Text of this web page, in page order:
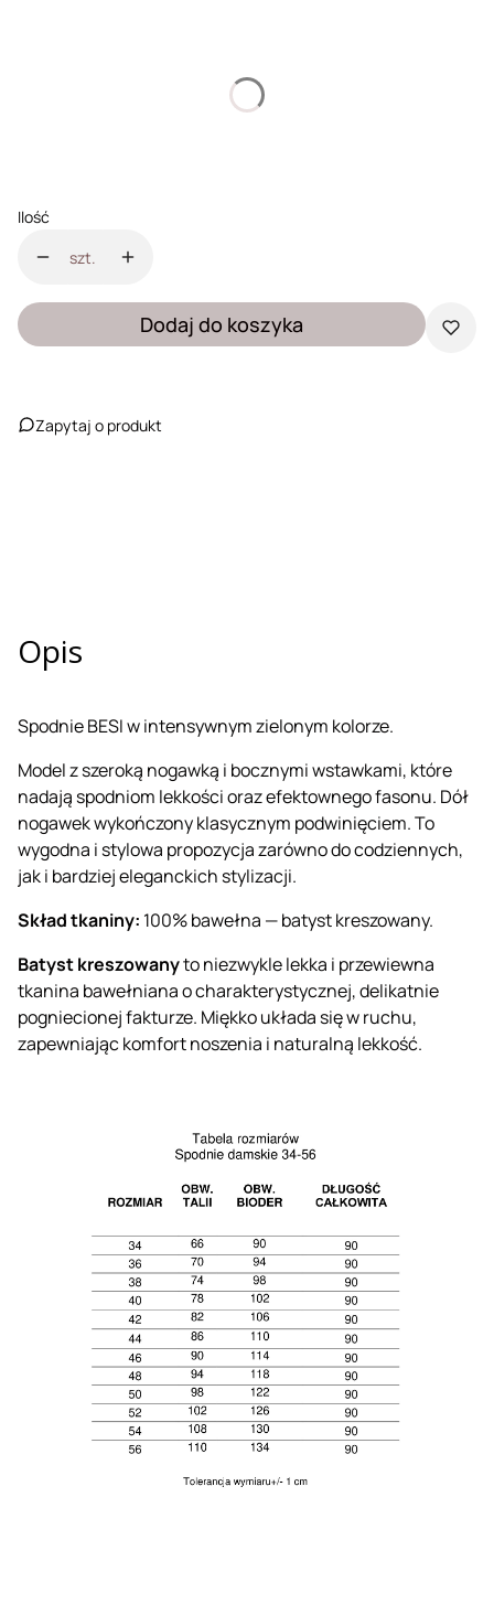
Ilość
szt.
Dodaj do koszyka
Zapytaj o produkt
Opis
Spodnie BESI w intensywnym zielonym kolorze.
Model z szeroką nogawką i bocznymi wstawkami, które
nadają spodniom lekkości oraz efektownego fasonu. Dół
nogawek wykończony klasycznym podwinięciem. To
wygodna i stylowa propozycja zarówno do codziennych,
jak i bardziej eleganckich stylizacji.
Skład tkaniny: 100% bawełna — batyst kreszowany.
Batyst kreszowanyto niezwykle lekka i przewiewna
tkanina bawełniana o charakterystycznej, delikatnie
pogniecionej fakturze. Miękko układa się w ruchu,
zapewniając komfort noszenia i naturalną lekkość.